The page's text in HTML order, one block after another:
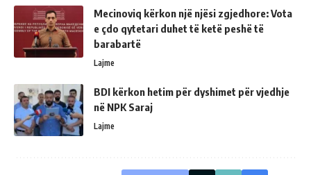
Mecinoviq kërkon një njësi zgjedhore: Vota
e çdo qytetari duhet të ketë peshë të
barabartë
Lajme
BDI kërkon hetim për dyshimet për vjedhje
në NPK Saraj
Lajme